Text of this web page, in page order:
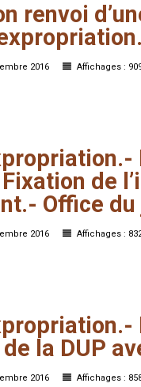
renvoi
2016 Affichages :
Fixation de
Office du
2016 Affichages :
de la DUP
2016 Affichages :